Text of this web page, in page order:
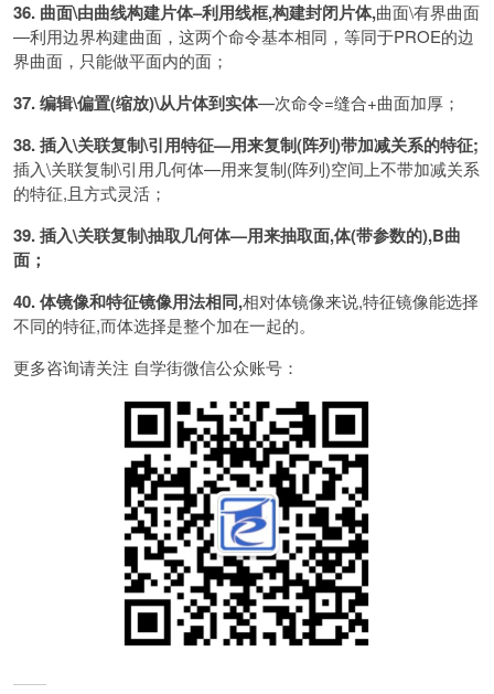
36. 曲面\由曲线构建片体–利用线框,构建封闭片体,曲面\有界曲面
—利用边界构建曲面，这两个命令基本相同，等同于PROE的边
界曲面，只能做平面内的面；
37. 编辑\偏置(缩放)\从片体到实体—次命令=缝合+曲面加厚；
38. 插入\关联复制\引用特征—用来复制(阵列)带加减关系的特征;
插入\关联复制\引用几何体—用来复制(阵列)空间上不带加减关系
的特征,且方式灵活；
39. 插入\关联复制\抽取几何体—用来抽取面,体(带参数的),B曲
面；
40. 体镜像和特征镜像用法相同,相对体镜像来说,特征镜像能选择
不同的特征,而体选择是整个加在一起的。
更多咨询请关注 自学街微信公众账号：